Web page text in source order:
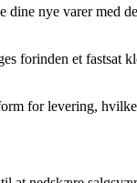
nye varer med
forinden et fastsat
for levering,